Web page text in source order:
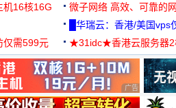
机16核16G
微子网络 高效、可靠的
█华瑞云：香港/美国vps
需599元
★31idc★香港云服务器
用◆
，理性选择 广告 商业广告